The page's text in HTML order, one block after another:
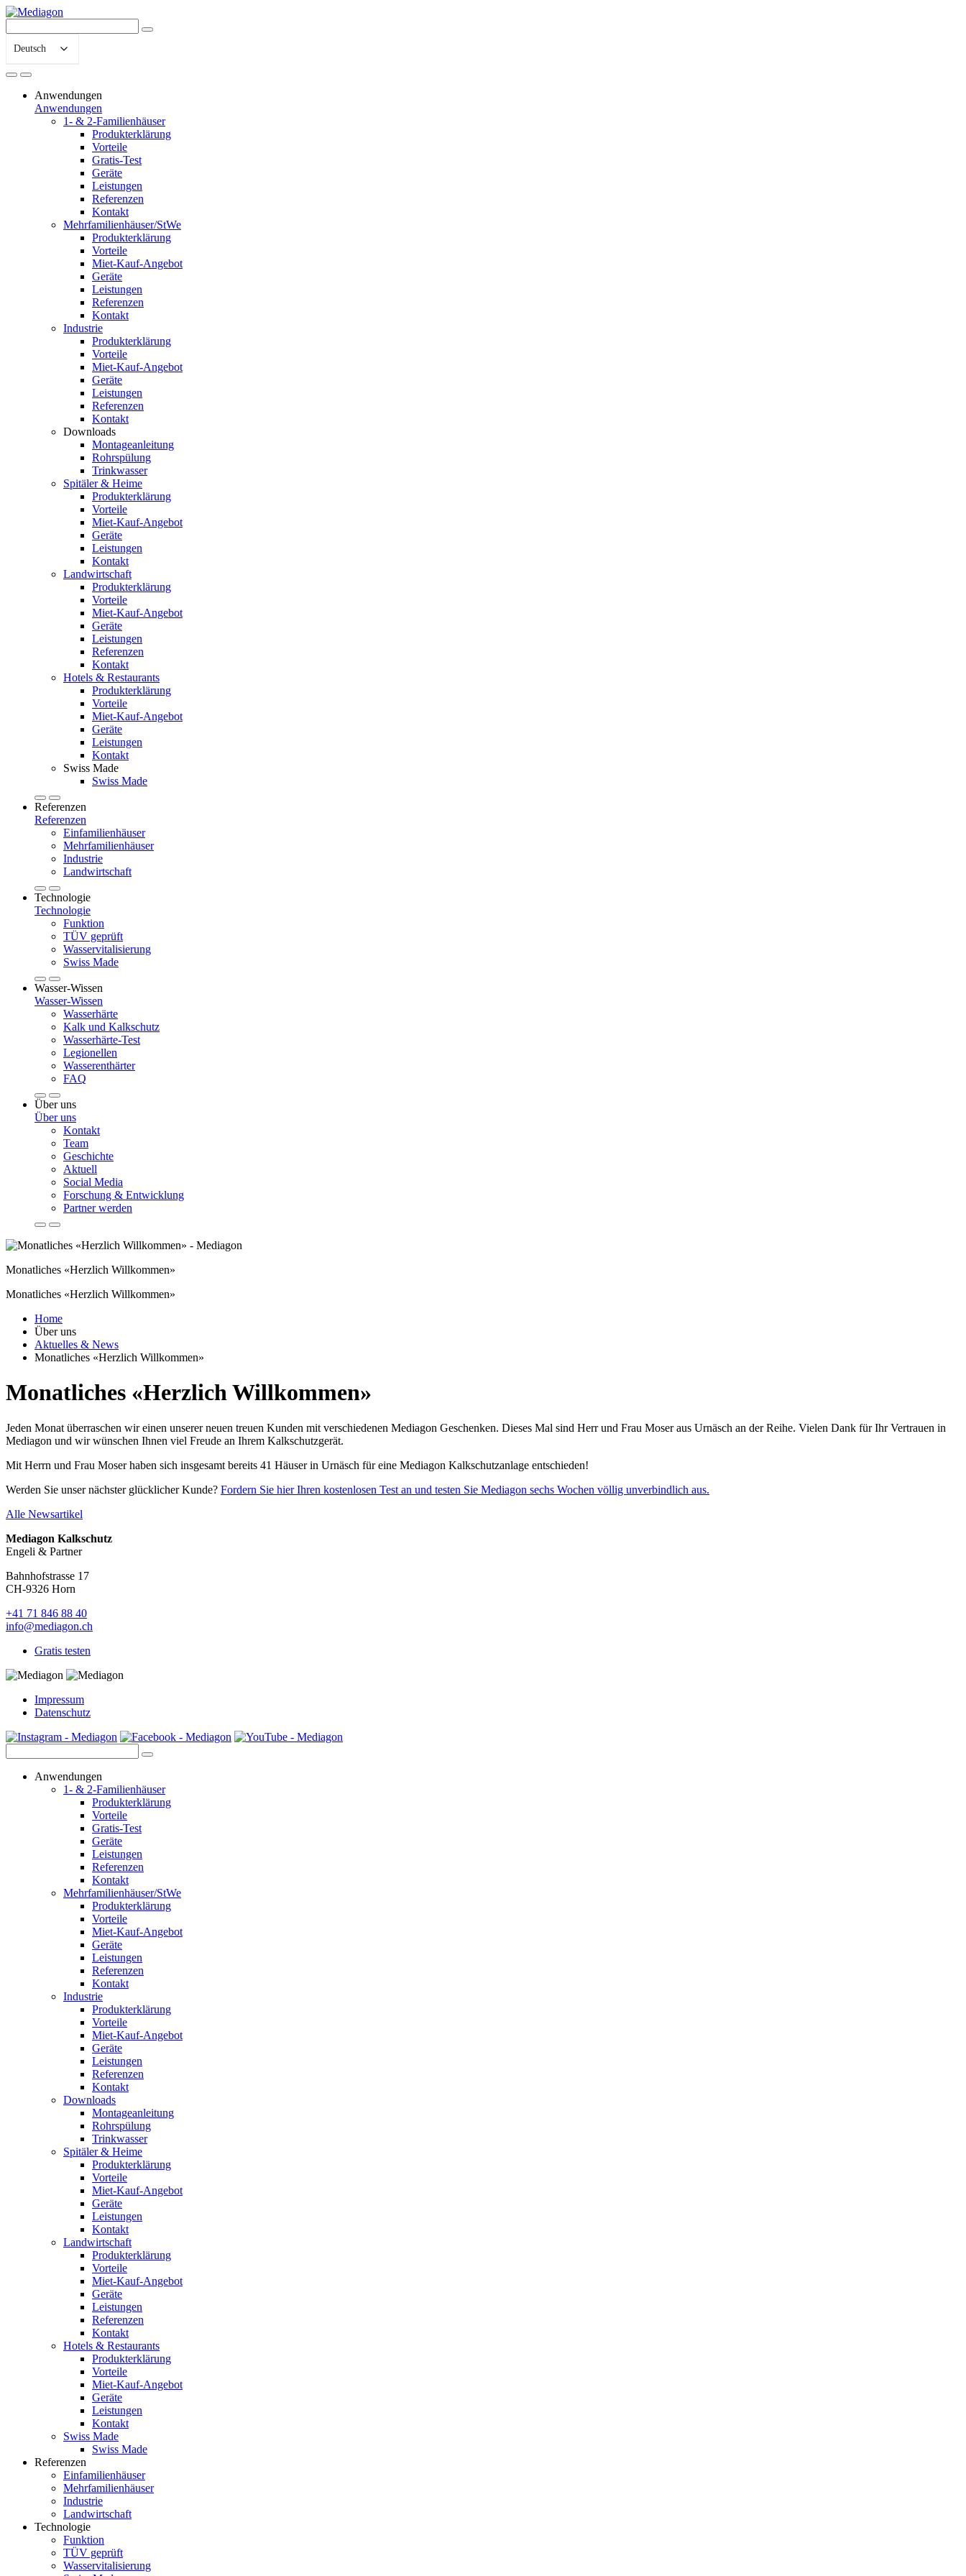
Deutsch
Anwendungen
Anwendungen
1- & 2-Familienhäuser
Produkterklärung
Vorteile
Gratis-Test
Geräte
Leistungen
Referenzen
Kontakt
Mehrfamilienhäuser/StWe
Produkterklärung
Vorteile
Miet-Kauf-Angebot
Geräte
Leistungen
Referenzen
Kontakt
Industrie
Produkterklärung
Vorteile
Miet-Kauf-Angebot
Geräte
Leistungen
Referenzen
Kontakt
Downloads
Montageanleitung
Rohrspülung
Trinkwasser
Spitäler & Heime
Produkterklärung
Vorteile
Miet-Kauf-Angebot
Geräte
Leistungen
Kontakt
Landwirtschaft
Produkterklärung
Vorteile
Miet-Kauf-Angebot
Geräte
Leistungen
Referenzen
Kontakt
Hotels & Restaurants
Produkterklärung
Vorteile
Miet-Kauf-Angebot
Geräte
Leistungen
Kontakt
Swiss Made
Swiss Made
Referenzen
Referenzen
Einfamilienhäuser
Mehrfamilienhäuser
Industrie
Landwirtschaft
Technologie
Technologie
Funktion
TÜV geprüft
Wasservitalisierung
Swiss Made
Wasser-Wissen
Wasser-Wissen
Wasserhärte
Kalk und Kalkschutz
Wasserhärte-Test
Legionellen
Wasserenthärter
FAQ
Über uns
Über uns
Kontakt
Team
Geschichte
Aktuell
Social Media
Forschung & Entwicklung
Partner werden
Monatliches «Herzlich Willkommen»
Monatliches «Herzlich Willkommen»
Home
Über uns
Aktuelles & News
Monatliches «Herzlich Willkommen»
Monatliches «Herzlich Willkommen»
Jeden Monat überraschen wir einen unserer neuen treuen Kunden mit verschiedenen Mediagon Geschenken. Dieses Mal sind Herr und Frau Moser aus Urnäsch an der Reihe. Vielen Dank für Ihr Vertrauen in
Mediagon und wir wünschen Ihnen viel Freude an Ihrem Kalkschutzgerät.
Mit Herrn und Frau Moser haben sich insgesamt bereits 41 Häuser in Urnäsch für eine Mediagon Kalkschutzanlage entschieden!
Werden Sie unser nächster glücklicher Kunde? Fordern Sie hier Ihren kostenlosen Test an und testen Sie Mediagon sechs Wochen völlig unverbindlich aus.
Alle Newsartikel
Mediagon Kalkschutz
Engeli & Partner
Bahnhofstrasse 17
CH-9326 Horn
+41 71 846 88 40
info@mediagon.ch
Gratis testen
Impressum
Datenschutz
Anwendungen
1- & 2-Familienhäuser
Produkterklärung
Vorteile
Gratis-Test
Geräte
Leistungen
Referenzen
Kontakt
Mehrfamilienhäuser/StWe
Produkterklärung
Vorteile
Miet-Kauf-Angebot
Geräte
Leistungen
Referenzen
Kontakt
Industrie
Produkterklärung
Vorteile
Miet-Kauf-Angebot
Geräte
Leistungen
Referenzen
Kontakt
Downloads
Montageanleitung
Rohrspülung
Trinkwasser
Spitäler & Heime
Produkterklärung
Vorteile
Miet-Kauf-Angebot
Geräte
Leistungen
Kontakt
Landwirtschaft
Produkterklärung
Vorteile
Miet-Kauf-Angebot
Geräte
Leistungen
Referenzen
Kontakt
Hotels & Restaurants
Produkterklärung
Vorteile
Miet-Kauf-Angebot
Geräte
Leistungen
Kontakt
Swiss Made
Swiss Made
Referenzen
Einfamilienhäuser
Mehrfamilienhäuser
Industrie
Landwirtschaft
Technologie
Funktion
TÜV geprüft
Wasservitalisierung